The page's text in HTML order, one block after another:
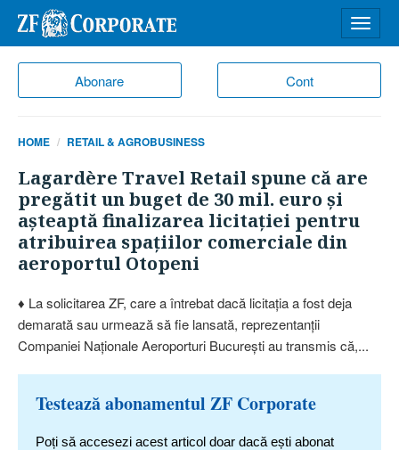
Abonare Cont
meniu
HOME RETAIL & AGROBUSINESS
Lagardère Travel Retail spune că are
pregătit un buget de 30 mil. euro şi
aşteaptă finalizarea licitaţiei pentru
atribuirea spaţiilor comerciale din
aeroportul Otopeni
♦ La solicitarea ZF, care a întrebat dacă licitaţia a fost deja
demarată sau urmează să fie lansată, reprezentanţii
Companiei Naţionale Aeroporturi Bucureşti au transmis că,...
Testează abonamentul ZF Corporate
Poți să accesezi acest articol doar dacă ești abonat